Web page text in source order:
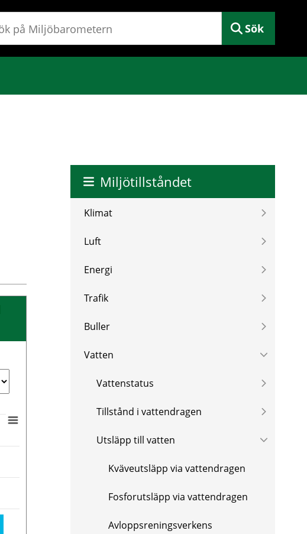
Sök
Miljötillståndet
Klimat
Luft
Energi
Trafik
Buller
Vatten
Vattenstatus
Tillstånd i vattendragen
Utsläpp till vatten
Kväveutsläpp via vattendragen
Fosforutsläpp via vattendragen
Avloppsreningsverkens